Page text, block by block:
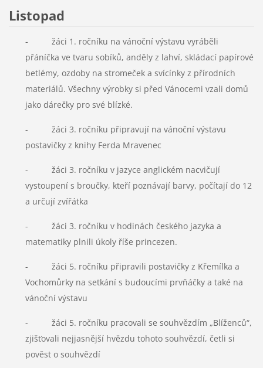
Listopad
-žáci 1. ročníku na vánoční výstavu vyráběli
přáníčka ve tvaru sobíků, anděly z lahví, skládací papírové
betlémy, ozdoby na stromeček a svícínky z přírodních
materiálů. Všechny výrobky si před Vánocemi vzali domů
jako dárečky pro své blízké.
- žáci 3. ročníku připravují na vánoční výstavu
postavičky z knihy Ferda Mravenec
- žáci 3. ročníku v jazyce anglickém nacvičují
vystoupení s broučky, kteří poznávají barvy, počítají do 12
a určují zvířátka
- žáci 3. ročníku v hodinách českého jazyka a
matematiky plnili úkoly říše princezen.
- žáci 5. ročníku připravili postavičky z Křemílka a
Vochomůrky na setkání s budoucími prvňáčky a také na
vánoční výstavu
- žáci 5. ročníku pracovali se souhvězdím „Blíženců“,
zjišťovali nejjasnější hvězdu tohoto souhvězdí, četli si
pověst o souhvězdí